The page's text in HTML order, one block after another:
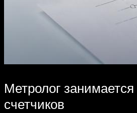
Метролог
счетчиков